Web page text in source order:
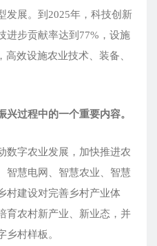
发展。到2025年，科技创新
进步贡献率达到77%，设施
效设施农业技术、装备、
过程中的一个重要内容。
数字农业发展，加快推进农
智慧电网、智慧农业、智慧
村建设对完善乡村产业体
育农村新产业、新业态，并
乡村样板。